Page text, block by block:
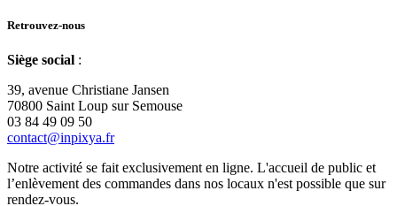
Retrouvez-nous
Siège social :
39, avenue Christiane Jansen
70800 Saint Loup sur Semouse
03 84 49 09 50
contact@inpixya.fr
Notre activité se fait exclusivement en ligne. L'accueil de public et
l’enlèvement des commandes dans nos locaux n'est possible que sur
rendez-vous.